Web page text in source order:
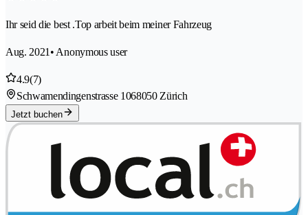
Ihr seid die best .Top arbeit beim meiner Fahrzeug
Aug. 2021 • Anonymous user
4.9(7)
Schwamendingenstrasse 1068050 Zürich
Jetzt buchen